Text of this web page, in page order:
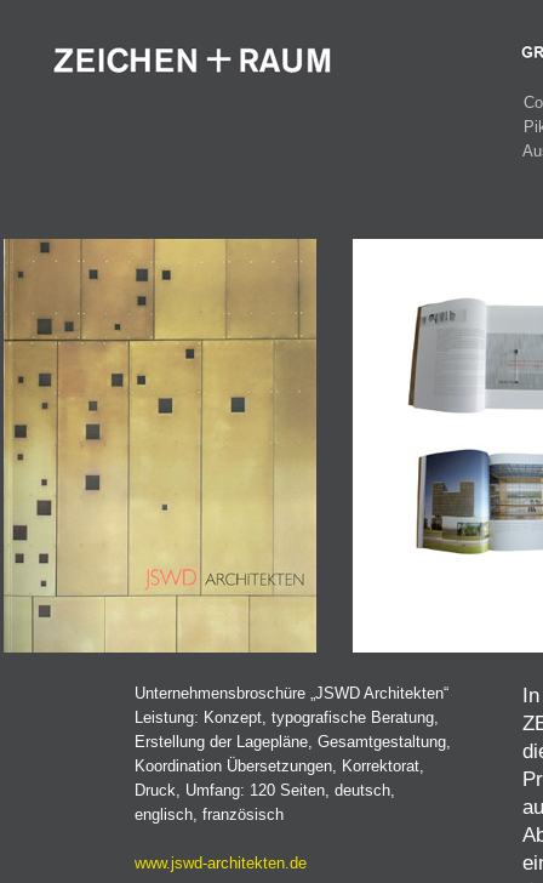
Unternehmensbroschüre „JSWD Architekten“
Leistung: Konzept, typografische Beratung,
Erstellung der Lagepläne, Gesamtgestaltung,
Koordination Übersetzungen, Korrektorat,
Druck, Umfang: 120 Seiten, deutsch,
englisch, französisch
www.jswd-architekten.de